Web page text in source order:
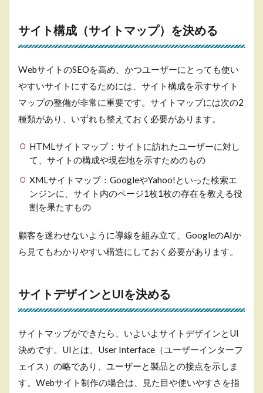
サイト構成（サイトマップ）を決める
WebサイトのSEOを高め、かつユーザーにとっても使い
やすいサイトにするためには、サイト構成を示すサイト
マップの整備が非常に重要です。サイトマップには次の2
種類があり、いずれも整えておく必要があります。
HTMLサイトマップ：サイトに訪れたユーザーに対し
て、サイトの構成や現在地を示すためのもの
XMLサイトマップ：GoogleやYahoo!といった検索エ
ンジンに、サイト内のページ1枚1枚の存在を教える役
割を果たすもの
顧客を迷わせないように導線を組み立て、GoogleのAIか
ら見てもわかりやすい構造にしておく必要があります。
サイトデザインとUIを決める
サイトマップができたら、いよいよサイトデザインとUI
決めです。UIとは、User Interface（ユーザーインターフ
ェイス）の略であり、ユーザーと製品との接点を示しま
す。Webサイト制作の場合は、見た目や使いやすさを指